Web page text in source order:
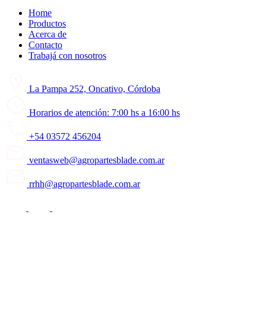
Home
Productos
Acerca de
Contacto
Trabajá con nosotros
La Pampa 252, Oncativo, Córdoba
Horarios de atención: 7:00 hs a 16:00 hs
+54 03572 456204
ventasweb@agropartesblade.com.ar
rrhh@agropartesblade.com.ar